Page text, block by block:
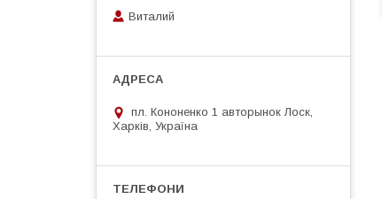
Виталий
пл. Кононенко 1 авторынок Лоск,
Харків, Україна